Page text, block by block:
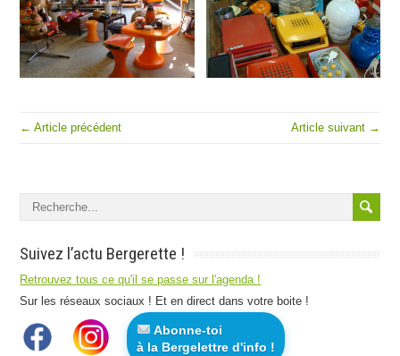
← Article précédent Article suivant →
Suivez l’actu Bergerette !
Retrouvez tous ce qu'il se passe sur l'agenda !
Sur les réseaux sociaux ! Et en direct dans votre boite !
Abonne-toi
à la Bergelettre d'info !